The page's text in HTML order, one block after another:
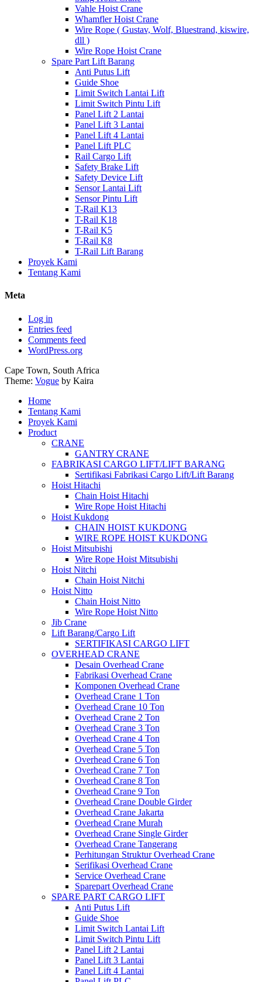
Vahle Hoist Crane
Whamfler Hoist Crane
Wire Rope ( Gustav, Wolf, Bluestrand, kiswire,
dll )
Wire Rope Hoist Crane
Spare Part Lift Barang
Anti Putus Lift
Guide Shoe
Limit Switch Lantai Lift
Limit Switch Pintu Lift
Panel Lift 2 Lantai
Panel Lift 3 Lantai
Panel Lift 4 Lantai
Panel Lift PLC
Rail Cargo Lift
Safety Brake Lift
Safety Device Lift
Sensor Lantai Lift
Sensor Pintu Lift
T-Rail K13
T-Rail K18
T-Rail K5
T-Rail K8
T-Rail Lift Barang
Proyek Kami
Tentang Kami
Meta
Log in
Entries feed
Comments feed
WordPress.org
Cape Town, South Africa
Theme: Vogue by Kaira
Home
Tentang Kami
Proyek Kami
Product
CRANE
GANTRY CRANE
FABRIKASI CARGO LIFT/LIFT BARANG
Sertifikasi Fabrikasi Cargo Lift/Lift Barang
Hoist Hitachi
Chain Hoist Hitachi
Wire Rope Hoist Hitachi
Hoist Kukdong
CHAIN HOIST KUKDONG
WIRE ROPE HOIST KUKDONG
Hoist Mitsubishi
Wire Rope Hoist Mitsubishi
Hoist Nitchi
Chain Hoist Nitchi
Hoist Nitto
Chain Hoist Nitto
Wire Rope Hoist Nitto
Jib Crane
Lift Barang/Cargo Lift
SERTIFIKASI CARGO LIFT
OVERHEAD CRANE
Desain Overhead Crane
Fabrikasi Overhead Crane
Komponen Overhead Crane
Overhead Crane 1 Ton
Overhead Crane 10 Ton
Overhead Crane 2 Ton
Overhead Crane 3 Ton
Overhead Crane 4 Ton
Overhead Crane 5 Ton
Overhead Crane 6 Ton
Overhead Crane 7 Ton
Overhead Crane 8 Ton
Overhead Crane 9 Ton
Overhead Crane Double Girder
Overhead Crane Jakarta
Overhead Crane Murah
Overhead Crane Single Girder
Overhead Crane Tangerang
Perhitungan Struktur Overhead Crane
Serifikasi Overhead Crane
Service Overhead Crane
Sparepart Overhead Crane
SPARE PART CARGO LIFT
Anti Putus Lift
Guide Shoe
Limit Switch Lantai Lift
Limit Switch Pintu Lift
Panel Lift 2 Lantai
Panel Lift 3 Lantai
Panel Lift 4 Lantai